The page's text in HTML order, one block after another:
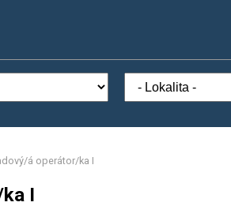
á operátor/ka I
I